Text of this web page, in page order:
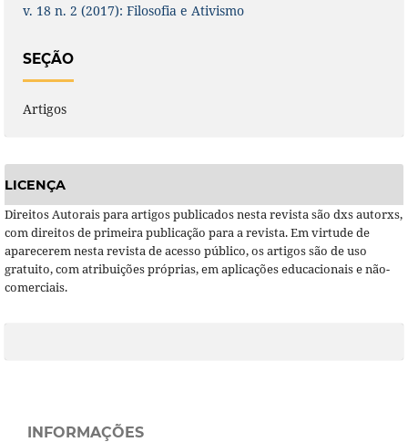
v. 18 n. 2 (2017): Filosofia e Ativismo
SEÇÃO
Artigos
LICENÇA
Direitos Autorais para artigos publicados nesta revista são dxs autorxs,
com direitos de primeira publicação para a revista. Em virtude de
aparecerem nesta revista de acesso público, os artigos são de uso
gratuito, com atribuições próprias, em aplicações educacionais e não-
comerciais.
INFORMAÇÕES